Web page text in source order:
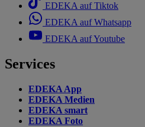
EDEKA auf Tiktok
EDEKA auf Whatsapp
EDEKA auf Youtube
Services
EDEKA App
EDEKA Medien
EDEKA smart
EDEKA Foto